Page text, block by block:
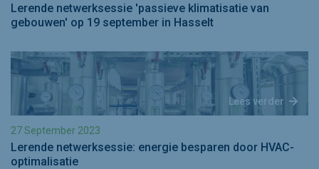
Lerende netwerksessie 'passieve klimatisatie van
gebouwen' op 19 september in Hasselt
Lees verder
27 September 2023
Lerende netwerksessie: energie besparen door HVAC-
optimalisatie